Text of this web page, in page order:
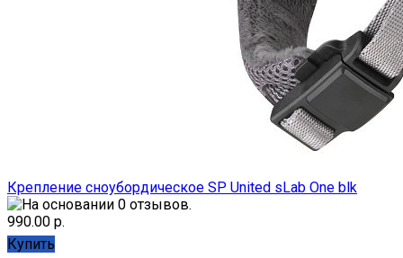
Крепление сноубордическое SP United sLab One blk
990.00 р.
Купить